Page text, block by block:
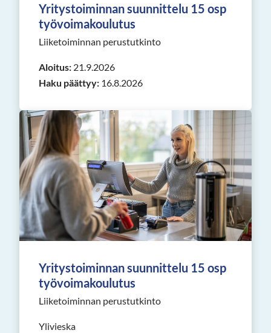
Yritystoiminnan suunnittelu 15 osp
työvoimakoulutus
Liiketoiminnan perustutkinto
Aloitus: 21.9.2026
Haku päättyy: 16.8.2026
Yritystoiminnan suunnittelu 15 osp
työvoimakoulutus
Liiketoiminnan perustutkinto
Ylivieska